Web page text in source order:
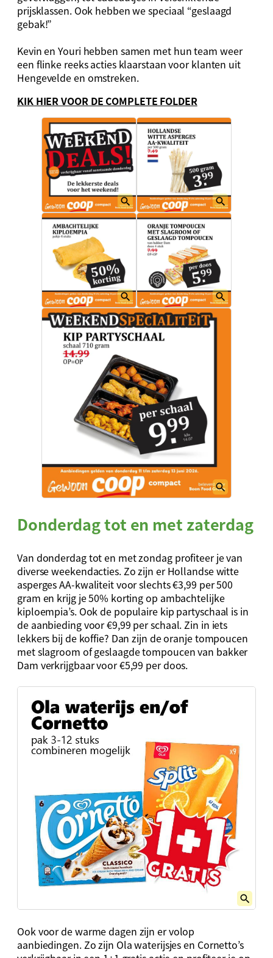
prijsklassen. Ook hebben we speciaal “geslaagd
gebak!”
Kevin en Youri hebben samen met hun team weer
een flinke reeks acties klaarstaan voor klanten uit
Hengevelde en omstreken.
KIK HIER VOOR DE COMPLETE FOLDER
Donderdag tot en met zaterdag
Van donderdag tot en met zondag profiteer je van
diverse weekendacties. Zo zijn er Hollandse witte
asperges AA-kwaliteit voor slechts €3,99 per 500
gram en krijg je 50% korting op ambachtelijke
kiploempia’s. Ook de populaire kip partyschaal is in
de aanbieding voor €9,99 per schaal. Zin in iets
lekkers bij de koffie? Dan zijn de oranje tompoucen
met slagroom of geslaagde tompoucen van bakker
Dam verkrijgbaar voor €5,99 per doos.
Ook voor de warme dagen zijn er volop
aanbiedingen. Zo zijn Ola waterijsjes en Cornetto’s